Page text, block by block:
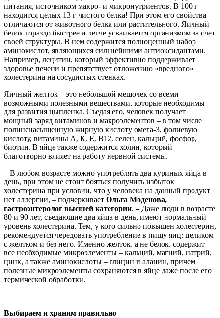
питания, источником макро- и микронутриентов. В 100 г
находится целых 13 г чистого белка! При этом его свойства
отличаются от животного белка или растительного. Яичный
белок гораздо быстрее и легче усваивается организмом за счет
своей структуры. В нем содержится полноценный набор
аминокислот, являющихся сильнейшими антиоксидантами.
Например, лецитин, который эффективно поддерживает
здоровье печени и препятствует отложению «вредного»
холестерина на сосудистых стенках.
Яичный желток – это небольшой мешочек со всеми
возможными полезными веществами, которые необходимы
для развития цыпленка. Съедая его, человек получает
мощный заряд витаминов и макроэлементов – в том числе
полиненасыщенную жирную кислоту омега-3, фолиевую
кислоту, витамины А, К, Е, В12, селен, кальций, фосфор,
биотин. В яйце также содержится холин, который
благотворно влияет на работу нервной системы.
– В любом возрасте можно употреблять два куриных яйца в
день, при этом не стоит бояться получить избыток
холестерина при условии, что у человека на данный продукт
нет аллергии, – подчеркивает Ольга Моденова,
гастроэнтеролог высшей категории. – Даже люди в возрасте
80 и 90 лет, съедающие два яйца в день, имеют нормальный
уровень холестерина. Тем, у кого сильно повышен холестерин,
рекомендуется чередовать употребление в пищу яиц: целиком
с желтком и без него. Именно желток, а не белок, содержит
все необходимые микроэлементы – кальций, магний, натрий,
цинк, а также аминокислоты – глицин и аланин, причем
полезные микроэлементы сохраняются в яйце даже после его
термической обработки.
Выбираем и храним правильно